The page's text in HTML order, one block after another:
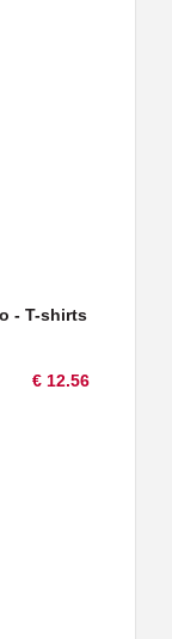
- T-shirts
€ 12.56